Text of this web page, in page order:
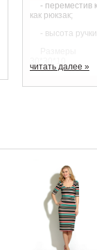
- переместив
как рюкзак;
- высота
натуральная
читать далее »